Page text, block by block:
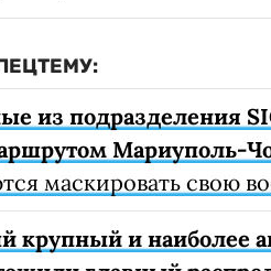
из подразделения
Мариуполь-
маскировать свою
крупный и наиболее